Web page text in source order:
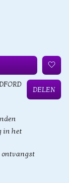
DELEN
in het
ontvangst